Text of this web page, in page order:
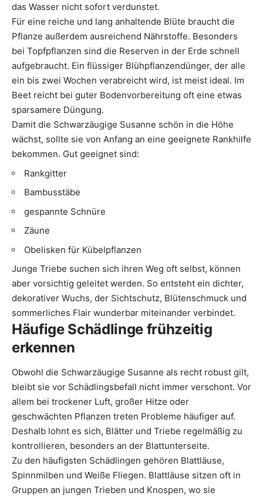
das Wasser nicht sofort verdunstet.
Für eine reiche und lang anhaltende Blüte braucht die
Pflanze außerdem ausreichend Nährstoffe. Besonders
bei Topfpflanzen sind die Reserven in der Erde schnell
aufgebraucht. Ein flüssiger Blühpflanzendünger, der alle
ein bis zwei Wochen verabreicht wird, ist meist ideal. Im
Beet reicht bei guter Bodenvorbereitung oft eine etwas
sparsamere Düngung.
Damit die Schwarzäugige Susanne schön in die Höhe
wächst, sollte sie von Anfang an eine geeignete Rankhilfe
bekommen. Gut geeignet sind:
Rankgitter
Bambusstäbe
gespannte Schnüre
Zäune
Obelisken für Kübelpflanzen
Junge Triebe suchen sich ihren Weg oft selbst, können
aber vorsichtig geleitet werden. So entsteht ein dichter,
dekorativer Wuchs, der Sichtschutz, Blütenschmuck und
sommerliches Flair wunderbar miteinander verbindet.
Häufige Schädlinge frühzeitig
erkennen
Obwohl die Schwarzäugige Susanne als recht robust gilt,
bleibt sie vor Schädlingsbefall nicht immer verschont. Vor
allem bei trockener Luft, großer Hitze oder
geschwächten Pflanzen treten Probleme häufiger auf.
Deshalb lohnt es sich, Blätter und Triebe regelmäßig zu
kontrollieren, besonders an der Blattunterseite.
Zu den häufigsten Schädlingen gehören Blattläuse,
Spinnmilben und Weiße Fliegen. Blattläuse sitzen oft in
Gruppen an jungen Trieben und Knospen, wo sie